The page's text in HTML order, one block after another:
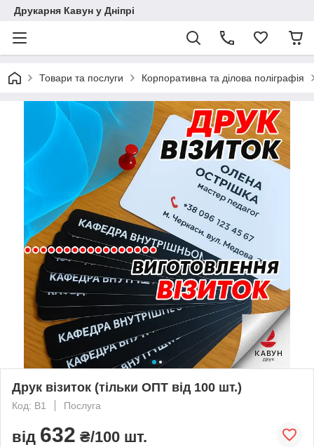
Друкарня Кавун у Дніпрі
Товари та послуги Корпоративна та ділова поліграфія
Друк візиток (тільки ОПТ від 100 шт.)
Код: В1 Послуга
від 632 ₴/100 шт.